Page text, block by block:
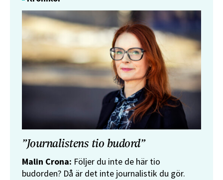
”Journalistens tio budord”
Malin Crona: Följer du inte de här tio
budorden? Då är det inte journalistik du gör.